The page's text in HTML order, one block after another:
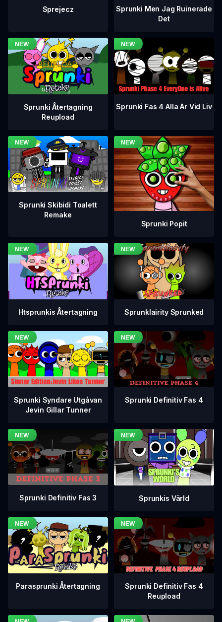
Sprejecz
Sprunki Men Jag Ruinerade
Det
Sprunki Återtagning
Reupload
Sprunki Fas 4 Alla Är Vid Liv
Sprunki Skibidi Toalett
Remake
Sprunki Popit
Htsprunkis Återtagning Sprunklairity Sprunked
Sprunki Syndare Utgåvan
Jevin Gillar Tunner
Sprunki Definitiv Fas 4
Sprunki Definitiv Fas 3 Sprunkis Värld
Parasprunki Återtagning
Sprunki Definitiv Fas 4
Reupload